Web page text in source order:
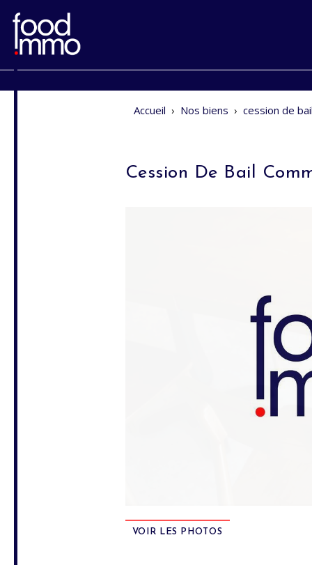
Accueil › Nos biens › cession de
Cession De Bail
VOIR LES PHOTOS